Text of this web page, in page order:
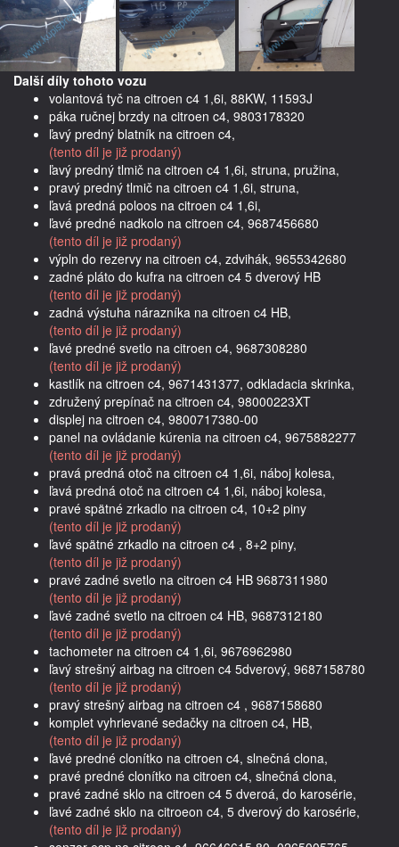
Další díly tohoto vozu
volantová tyč na citroen c4 1,6i, 88KW, 11593J
páka ručnej brzdy na citroen c4, 9803178320
ľavý predný blatník na citroen c4,
(tento díl je již prodaný)
ľavý predný tlmič na citroen c4 1,6i, struna, pružina,
pravý predný tlmič na citroen c4 1,6i, struna,
ľavá predná poloos na citroen c4 1,6i,
ľavé predné nadkolo na citroen c4, 9687456680
(tento díl je již prodaný)
výpln do rezervy na citroen c4, zdvihák, 9655342680
zadné pláto do kufra na citroen c4 5 dverový HB
(tento díl je již prodaný)
zadná výstuha nárazníka na citroen c4 HB,
(tento díl je již prodaný)
ľavé predné svetlo na citroen c4, 9687308280
(tento díl je již prodaný)
kastlík na citroen c4, 9671431377, odkladacia skrinka,
združený prepínač na citroen c4, 98000223XT
displej na citroen c4, 9800717380-00
panel na ovládanie kúrenia na citroen c4, 9675882277
(tento díl je již prodaný)
pravá predná otoč na citroen c4 1,6i, náboj kolesa,
ľavá predná otoč na citroen c4 1,6i, náboj kolesa,
pravé spätné zrkadlo na citroen c4, 10+2 piny
(tento díl je již prodaný)
ľavé spätné zrkadlo na citroen c4 , 8+2 piny,
(tento díl je již prodaný)
pravé zadné svetlo na citroen c4 HB 9687311980
(tento díl je již prodaný)
ľavé zadné svetlo na citroen c4 HB, 9687312180
(tento díl je již prodaný)
tachometer na citroen c4 1,6i, 9676962980
ľavý strešný airbag na citroen c4 5dverový, 9687158780
(tento díl je již prodaný)
pravý strešný airbag na citroen c4 , 9687158680
komplet vyhrievané sedačky na citroen c4, HB,
(tento díl je již prodaný)
ľavé predné clonítko na citroen c4, slnečná clona,
pravé predné clonítko na citroen c4, slnečná clona,
pravé zadné sklo na citroen c4 5 dveroá, do karosérie,
ľavé zadné sklo na citroeon c4, 5 dverový do karosérie,
(tento díl je již prodaný)